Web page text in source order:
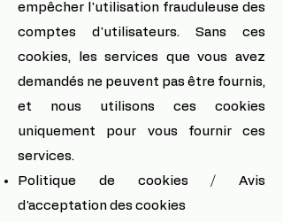
empêcher l'utilisation frauduleuse des
comptes d'utilisateurs. Sans ces
cookies, les services que vous avez
demandés ne peuvent pas être fournis,
et nous utilisons ces cookies
uniquement pour vous fournir ces
services.
Politique de cookies / Avis
d'acceptation des cookies